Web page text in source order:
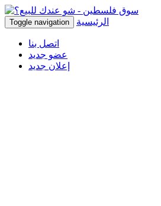
Toggle navigation الرئيسية
اتصل بنا
عضو جديد
إعلان جديد